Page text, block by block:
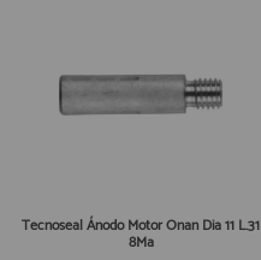
Tecnoseal Ánodo Motor Onan Dia 11 L.31
8Ma